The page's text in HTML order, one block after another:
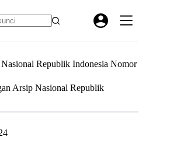
Republik Indonesia Nomor
Arsip Nasional Republik